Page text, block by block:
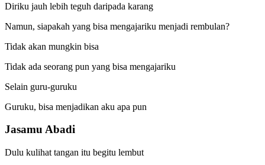
Diriku jauh lebih teguh daripada karang
Namun, siapakah yang bisa mengajariku menjadi rembulan?
Tidak akan mungkin bisa
Tidak ada seorang pun yang bisa mengajariku
Selain guru-guruku
Guruku, bisa menjadikan aku apa pun
Jasamu Abadi
Dulu kulihat tangan itu begitu lembut